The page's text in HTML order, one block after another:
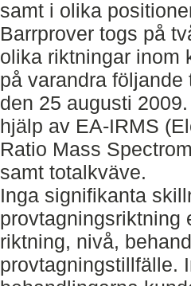
samt i olika
Barrprover togs på
olika riktningar inom
på varandra
den 25 augusti
hjälp av EA-IRMS
Ratio Mass
samt totalkväve.
Inga signifikanta
provtagningsriktning
riktning, nivå,
provtagningstillfälle.